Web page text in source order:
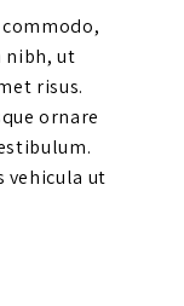
commodo,
nibh, ut
risus.
ornare
vehicula ut